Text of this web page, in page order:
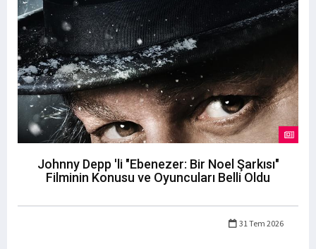
Johnny Depp 'li "Ebenezer: Bir Noel Şarkısı"
Filminin Konusu ve Oyuncuları Belli Oldu
31 Tem 2026